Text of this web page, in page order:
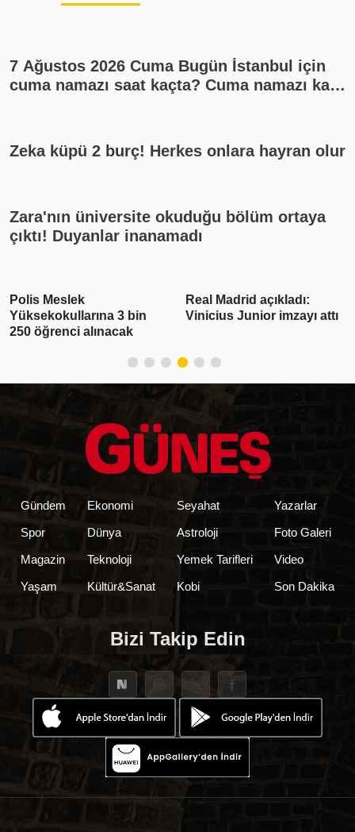
7 Ağustos 2026 Cuma Bugün İstanbul için
cuma namazı saat kaçta? Cuma namazı kaç
Zeka küpü 2 burç! Herkes onlara hayran olur
Zara'nın üniversite okuduğu bölüm ortaya
çıktı! Duyanlar inanamadı
Polis Meslek
Yüksekokullarına 3 bin
250 öğrenci alınacak
Real Madrid açıkladı:
Vinicius Junior imzayı attı
Gündem
Spor
Magazin
Yaşam
Ekonomi
Dünya
Teknoloji
Kültür&Sanat
Seyahat
Astroloji
Yemek Tarifleri
Kobi
Yazarlar
Foto Galeri
Video
Son Dakika
Bizi Takip Edin